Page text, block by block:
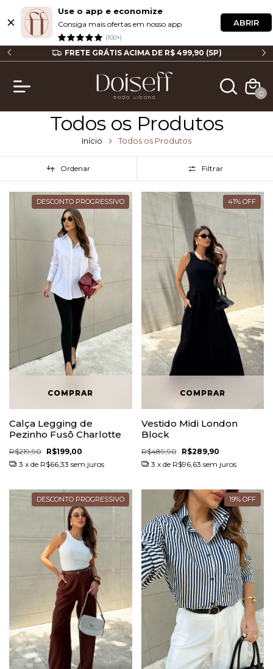
Use o app e economize
Consiga mais ofertas em nosso app
(100+)
ABRIR
FRETE GRÁTIS ACIMA DE R$ 499,90 (SP)
0
Todos os Produtos
Início Todos os Produtos
Ordenar Filtrar
DESCONTO PROGRESSIVO
Calça Legging de
Pezinho Fusô Charlotte
R$219,90 R$199,00
3 x de R$66,33 sem juros
41% OFF
Vestido Midi London
Block
R$489,90
R$289,90
3 x de R$96,63 sem juros
DESCONTO PROGRESSIVO 19% OFF